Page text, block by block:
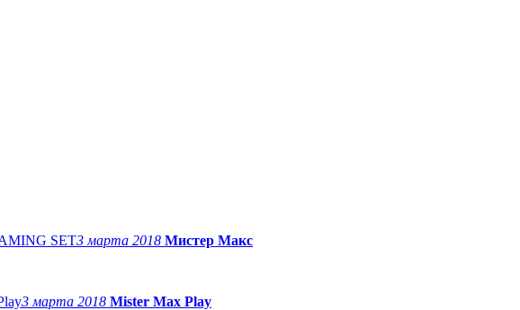
3 марта 2018 Мистер Макс
3 марта 2018 Mister Max Play